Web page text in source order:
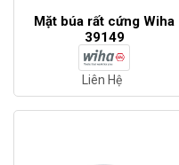
Mặt búa rất cứng Wiha
39149
Liên Hệ